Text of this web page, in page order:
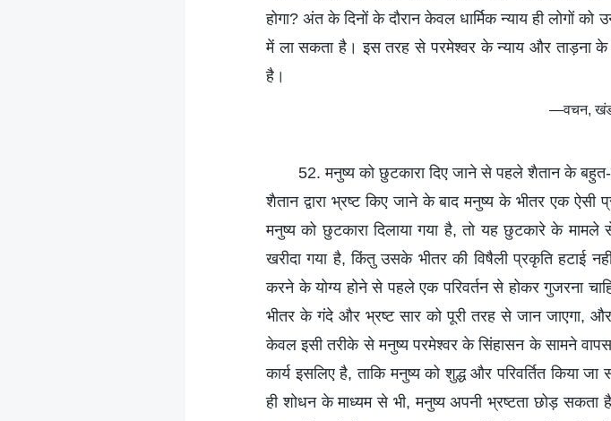
होगा? अंत के दिनों के दौरान केवल धार्मिक न्याय ही लोगों
में ला सकता है। इस तरह से परमेश्वर के न्याय और ताड़ना के
है।
—वचन, खंड
52. मनुष्य को छुटकारा दिए जाने से पहले शैतान के
शैतान द्वारा भ्रष्ट किए जाने के बाद मनुष्य के भीतर एक
मनुष्य को छुटकारा दिलाया गया है, तो यह छुटकारे के
खरीदा गया है, किंतु उसके भीतर की विषैली प्रकृति हटाई
करने के योग्य होने से पहले एक परिवर्तन से होकर गुजरना
भीतर के गंदे और भ्रष्ट सार को पूरी तरह से जान जाएगा,
केवल इसी तरीके से मनुष्य परमेश्वर के सिंहासन के सामने
कार्य इसलिए है, ताकि मनुष्य को शुद्ध और परिवर्तित किया
ही शोधन के माध्यम से भी, मनुष्य अपनी भ्रष्टता छोड़